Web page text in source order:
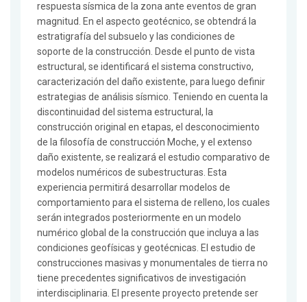
respuesta sísmica de la zona ante eventos de gran
magnitud. En el aspecto geotécnico, se obtendrá la
estratigrafía del subsuelo y las condiciones de
soporte de la construcción. Desde el punto de vista
estructural, se identificará el sistema constructivo,
caracterización del daño existente, para luego definir
estrategias de análisis sísmico. Teniendo en cuenta la
discontinuidad del sistema estructural, la
construcción original en etapas, el desconocimiento
de la filosofía de construcción Moche, y el extenso
daño existente, se realizará el estudio comparativo de
modelos numéricos de subestructuras. Esta
experiencia permitirá desarrollar modelos de
comportamiento para el sistema de relleno, los cuales
serán integrados posteriormente en un modelo
numérico global de la construcción que incluya a las
condiciones geofísicas y geotécnicas. El estudio de
construcciones masivas y monumentales de tierra no
tiene precedentes significativos de investigación
interdisciplinaria. El presente proyecto pretende ser